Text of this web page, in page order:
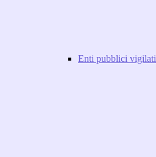
Enti pubblici vigilati